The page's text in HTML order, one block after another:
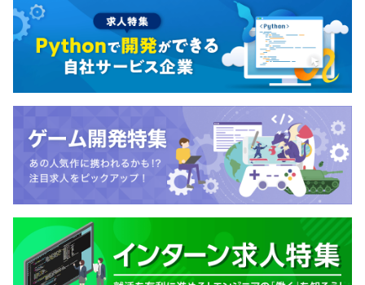
経理2名
営業2名
システム開発事業部30名程度
コンサルティング事業部5名程度
【エンジニアの内訳】
現時点では全員Webアプリケーション開発エンジニアで
す。（フロントもバックもやる。場合によっちゃサーバー
もやる。デザインは....できない）